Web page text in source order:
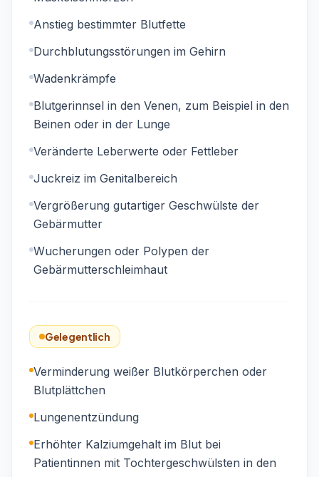
Anstieg bestimmter Blutfette
Durchblutungsstörungen im Gehirn
Wadenkrämpfe
Blutgerinnsel in den Venen, zum Beispiel in den
Beinen oder in der Lunge
Veränderte Leberwerte oder Fettleber
Juckreiz im Genitalbereich
Vergrößerung gutartiger Geschwülste der
Gebärmutter
Wucherungen oder Polypen der
Gebärmutterschleimhaut
Gelegentlich
Verminderung weißer Blutkörperchen oder
Blutplättchen
Lungenentzündung
Erhöhter Kalziumgehalt im Blut bei
Patientinnen mit Tochtergeschwülsten in den